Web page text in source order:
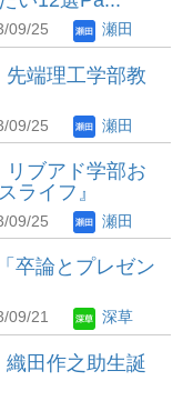
09/25 瀬田
先端理工学部教
09/25 瀬田
リブアド学部お
ライフ』
09/25 瀬田
卒論とプレゼン
09/21 深草
織田作之助生誕